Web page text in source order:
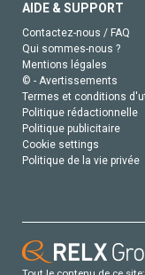
AIDE & SUPPORT
Contactez-nous / FAQ
Qui sommes-nous ?
Mentions légales
© - Avertissements
Termes et conditions
Politique rédactionnelle
Politique publicitaire
Cookie settings
Politique de la vie privée